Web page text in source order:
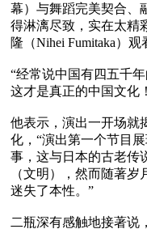
幕）与舞蹈完美契合、
得淋漓尽致，实在太精
隆（Nihei Fumitaka）观
“经常说中国有四五千
这才是真正的中国文化
他表示，演出一开场就
化，“演出第一个节目
事，这与日本的古老传
（文明），然而随著
迷失了本性。”
二瓶深有感触地接著说